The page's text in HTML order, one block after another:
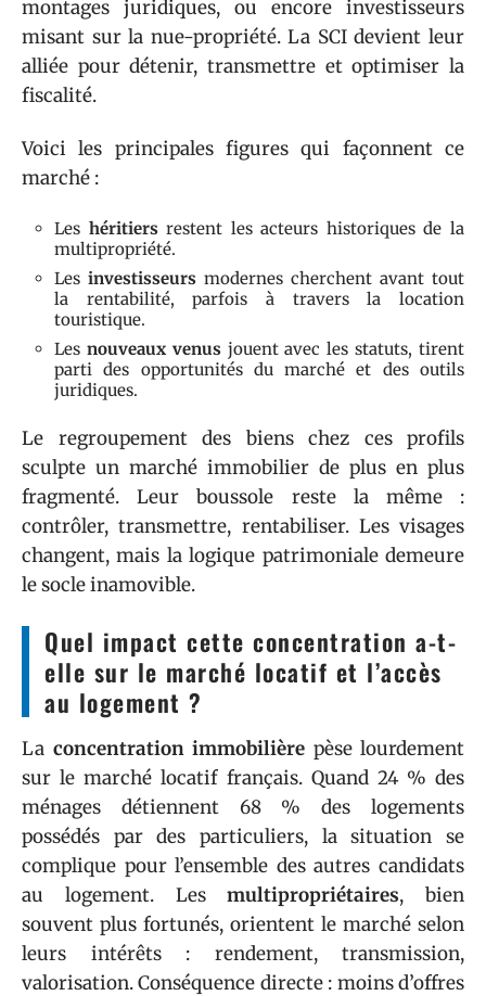
montages juridiques, ou encore investisseurs
misant sur la nue-propriété. La SCI devient leur
alliée pour détenir, transmettre et optimiser la
fiscalité.
Voici les principales figures qui façonnent ce
marché :
Les héritiersrestent les acteurs historiques de la
multipropriété.
Les investisseurs modernes cherchent avant tout
la rentabilité, parfois à travers la location
touristique.
Les nouveaux venusjouent avec les statuts, tirent
parti des opportunités du marché et des outils
juridiques.
Le regroupement des biens chez ces profils
sculpte un marché immobilier de plus en plus
fragmenté. Leur boussole reste la même :
contrôler, transmettre, rentabiliser. Les visages
changent, mais la logique patrimoniale demeure
le socle inamovible.
Quel impact cette concentration a-t-
elle sur le marché locatif et l’accès
au logement ?
La concentration immobilière pèse lourdement
sur le marché locatif français. Quand 24 % des
ménages détiennent 68 % des logements
possédés par des particuliers, la situation se
complique pour l’ensemble des autres candidats
au logement. Lesmultipropriétaires, bien
souvent plus fortunés, orientent le marché selon
leurs intérêts : rendement, transmission,
valorisation. Conséquence directe : moins d’offres